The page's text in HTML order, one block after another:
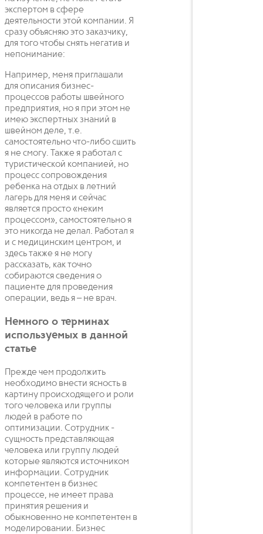
экспертом в сфере
деятельности этой компании. Я
сразу объясняю это заказчику,
для того чтобы снять негатив и
непонимание:
Например, меня приглашали
для описания бизнес-
процессов работы швейного
предприятия, но я при этом не
имею экспертных знаний в
швейном деле, т.е.
самостоятельно что-либо сшить
я не смогу. Также я работал с
туристической компанией, но
процесс сопровождения
ребенка на отдых в летний
лагерь для меня и сейчас
является просто «неким
процессом», самостоятельно я
это никогда не делал. Работал я
и с медицинским центром, и
здесь также я не могу
рассказать, как точно
собираются сведения о
пациенте для проведения
операции, ведь я – не врач.
Немного о терминах
используемых в данной
статье
Прежде чем продолжить
необходимо внести ясность в
картину происходящего и роли
того человека или группы
людей в работе по
оптимизации. Сотрудник -
сущность представляющая
человека или группу людей
которые являются источником
информации. Сотрудник
компетентен в бизнес
процессе, не имеет права
принятия решения и
обыкновенно не компетентен в
моделировании. Бизнес